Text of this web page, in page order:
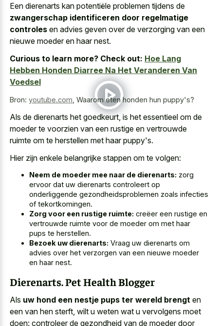
Een dierenarts kan potentiële problemen tijdens de
zwangerschap identificeren door regelmatige
controles en advies geven over de verzorging van een
nieuwe moeder en haar nest.
Curious to learn more? Check out: Hoe Lang
Hebben Honden Diarree Na Het Veranderen Van
Voedsel
Bron: youtube.com, Waarom eten honden hun puppy's?
Als de dierenarts het goedkeurt, is het essentieel om de
moeder te voorzien van een rustige en vertrouwde
ruimte om te herstellen met haar puppy's.
Hier zijn enkele belangrijke stappen om te volgen:
Neem de moeder mee naar de dierenarts: zorg
ervoor dat uw dierenarts controleert op
onderliggende gezondheidsproblemen zoals infecties
of tekortkomingen.
Zorg voor een rustige ruimte: creëer een rustige en
vertrouwde ruimte voor de moeder om met haar
pups te herstellen.
Bezoek uw dierenarts: Vraag uw dierenarts om
advies over het verzorgen van een nieuwe moeder
en haar nest.
Dierenarts. Pet Health Blogger
Als uw hond een nestje pups ter wereld brengt en
een van hen sterft, wilt u weten wat u vervolgens moet
doen: controleer de gezondheid van de moeder door